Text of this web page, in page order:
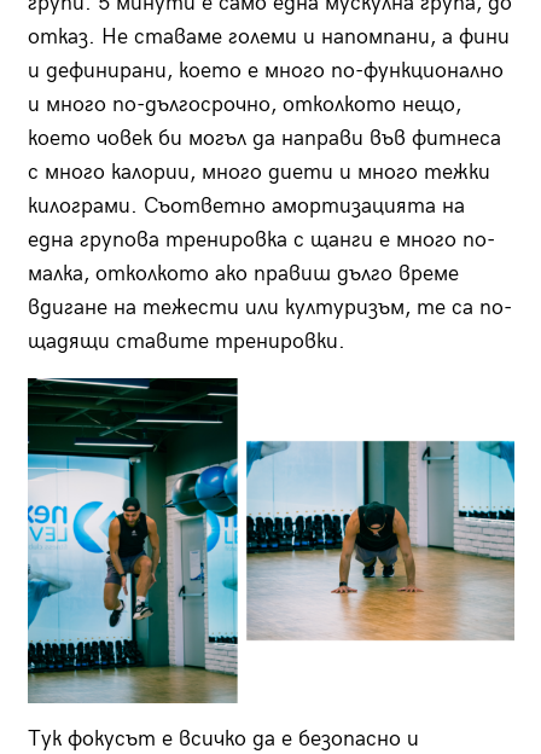
отказ. Не ставаме големи и напомпани, а фини
и дефинирани, което е много по-функционално
и много по-дългосрочно, отколкото нещо,
което човек би могъл да направи във фитнеса
с много калории, много диети и много тежки
килограми. Съответно амортизацията на
една групова тренировка с щанги е много по-
малка, отколкото ако правиш дълго време
вдигане на тежести или културизъм, те са по-
щадящи ставите тренировки.
Тук фокусът е всичко да е безопасно и